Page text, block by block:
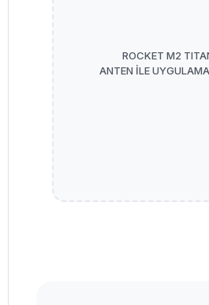
ROCKET M2
ANTEN İLE